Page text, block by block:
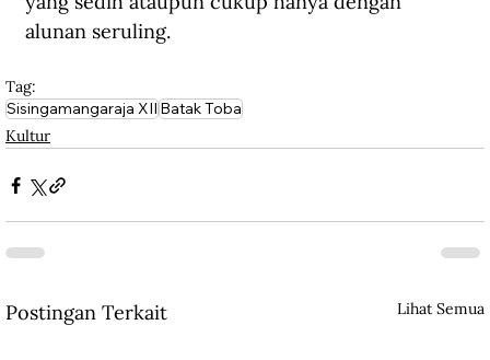
alunan seruling.
Tag:
Sisingamangaraja XIIBatak Toba
Kultur
Postingan Terkait Lihat Semua